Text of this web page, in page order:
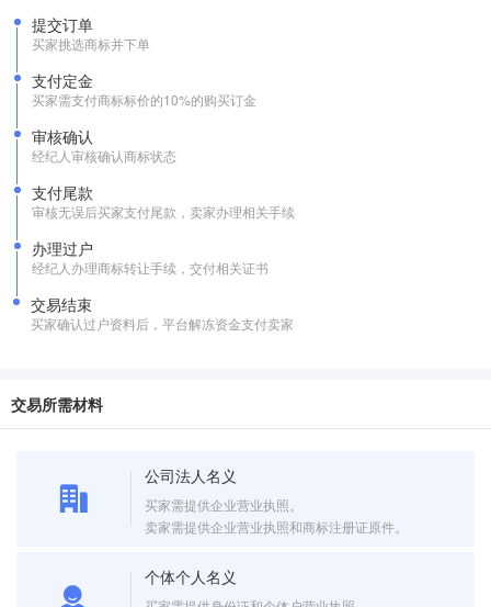
提交订单
买家挑选商标并下单
支付定金
买家需支付商标标价的10%的购买订金
审核确认
经纪人审核确认商标状态
支付尾款
审核无误后买家支付尾款，卖家办理相关手续
办理过户
经纪人办理商标转让手续，交付相关证书
交易结束
买家确认过户资料后，平台解冻资金支付卖家
交易所需材料
公司法人名义
买家需提供企业营业执照。
卖家需提供企业营业执照和商标注册证原件。
个体个人名义